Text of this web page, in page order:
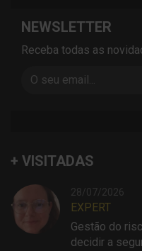
NEWSLETTER
Receba todas as
+ VISITADAS
28/07/2026
EXPERT
Gestão do
decidir a